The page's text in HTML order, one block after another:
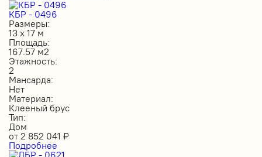
КБР - 0496
Размеры:
13 х 17 м
Площадь:
167.57 м2
Этажность:
2
Мансарда:
Нет
Материал:
Клееный брус
Тип:
Дом
от 2 852 041 ₽
Подробнее